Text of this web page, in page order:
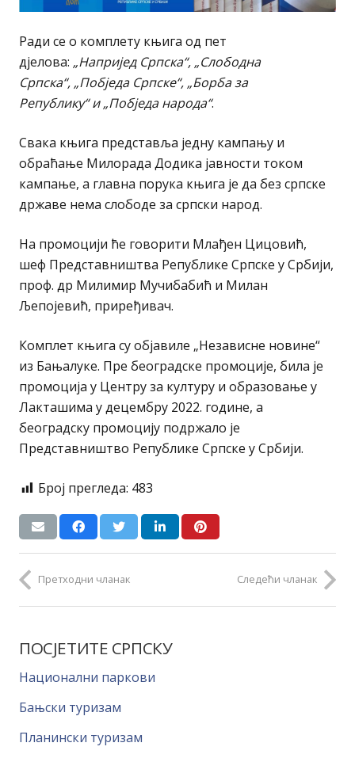
Ради се о комплету књига од пет
дјелова: „Напријед Српска“, „Слободна
Српска“, „Побједа Српске“, „Борба за
Републику“ и „Побједа народа“.
Свака књига представља једну кампању и
обраћање Милорада Додика јавности током
кампање, а главна порука књига је да без српске
државе нема слободе за српски народ.
На промоцији ће говорити Млађен Цицовић,
шеф Представништва Републике Српске у Србији,
проф. др Милимир Мучибабић и Милан
Љепојевић, приређивач.
Комплет књига су објавиле „Независне новине“
из Бањалуке. Пре београдске промоције, била је
промоција у Центру за културу и образовање у
Лакташима у децембру 2022. године, а
београдску промоцију подржало је
Представништво Републике Српске у Србији.
Број прегледа: 483
Претходни чланак Следећи чланак
ПОСЈЕТИТЕ СРПСКУ
Национални паркови
Бањски туризам
Планински туризам